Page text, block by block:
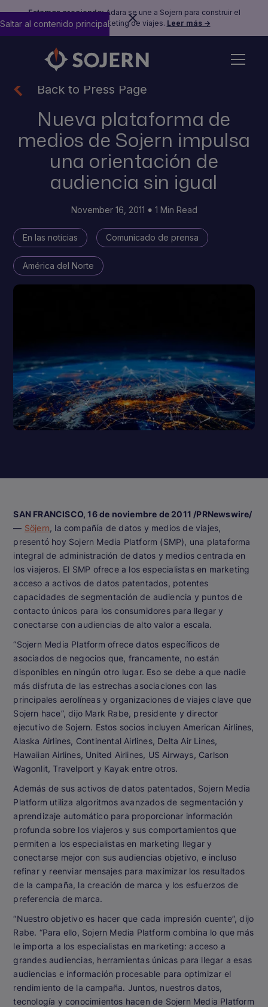
Estamos creciendo:Adara se une a Sojern para construir el
futuro del marketing de viajes. Leer más →
Saltar al contenido principal
Back to Press Page
Nueva plataforma de
medios de Sojern impulsa
una orientación de
audiencia sin igual
November 16, 2011 1 Min Read
En las noticias Comunicado de prensa
América del Norte
SAN FRANCISCO, 16 de noviembre de 2011 /PRNewswire/
— Söjern, la compañía de datos y medios de viajes,
presentó hoy Sojern Media Platform (SMP), una plataforma
integral de administración de datos y medios centrada en
los viajeros. El SMP ofrece a los especialistas en marketing
acceso a activos de datos patentados, potentes
capacidades de segmentación de audiencia y puntos de
contacto únicos para los consumidores para llegar y
conectarse con audiencias de alto valor a escala.
“Sojern Media Platform ofrece datos específicos de
asociados de negocios que, francamente, no están
disponibles en ningún otro lugar. Eso se debe a que nadie
más disfruta de las estrechas asociaciones con las
principales aerolíneas y organizaciones de viajes clave que
Sojern hace”, dijo Mark Rabe, presidente y director
ejecutivo de Sojern. Estos socios incluyen American Airlines,
Alaska Airlines, Continental Airlines, Delta Air Lines,
Hawaiian Airlines, United Airlines, US Airways, Carlson
Wagonlit, Travelport y Kayak entre otros.
Además de sus activos de datos patentados, Sojern Media
Platform utiliza algoritmos avanzados de segmentación y
aprendizaje automático para proporcionar información
profunda sobre los viajeros y sus comportamientos que
permiten a los especialistas en marketing llegar y
conectarse mejor con sus audiencias objetivo, e incluso
refinar y reenviar mensajes para maximizar los resultados
de la campaña, la creación de marca y los esfuerzos de
preferencia de marca.
“Nuestro objetivo es hacer que cada impresión cuente”, dijo
Rabe. “Para ello, Sojern Media Platform combina lo que más
le importa a los especialistas en marketing: acceso a
grandes audiencias, herramientas únicas para llegar a esas
audiencias e información procesable para optimizar el
rendimiento de la campaña. Juntos, nuestros datos,
tecnología y conocimientos hacen de Sojern Media Platform